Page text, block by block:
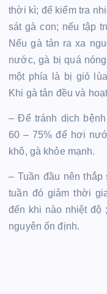
thời kì; để kiểm tra
sát gà con; nếu tập
Nếu gà tản ra xa
nước, gà bị quá
một phía là bị gió
Khi gà tản đều và
– Để tránh dịch
60 – 75% để hơi
khô, gà khỏe mạnh.
– Tuần đầu nên thắp
tuần đó giảm thời
đến khi nào nhiệt độ
nguyên ổn định.